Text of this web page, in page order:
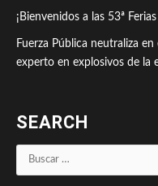
¡Bienvenidos a las 53ª
Fuerza Pública neutraliza
experto en explosivos de la
SEARCH
Buscar: